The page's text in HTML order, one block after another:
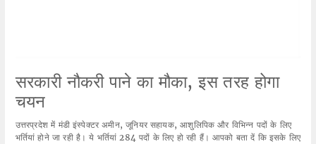
सरकारी नौकरी पाने का मौका, इस तरह होगा
चयन
उत्तरप्रदेश में मंडी इंस्पेक्टर अमीन, जूनियर सहायक, आशुलिपिक और विभिन्न पदों के लिए
भर्तियां होने जा रही है। ये भर्तियां 284 पदों के लिए हो रही हैं। आपको बता दें कि इसके लिए